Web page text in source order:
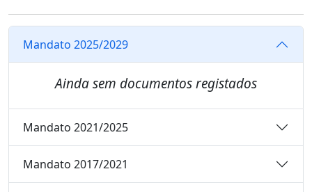
Mandato 2025/2029
Ainda sem documentos registados
Mandato 2021/2025
Mandato 2017/2021